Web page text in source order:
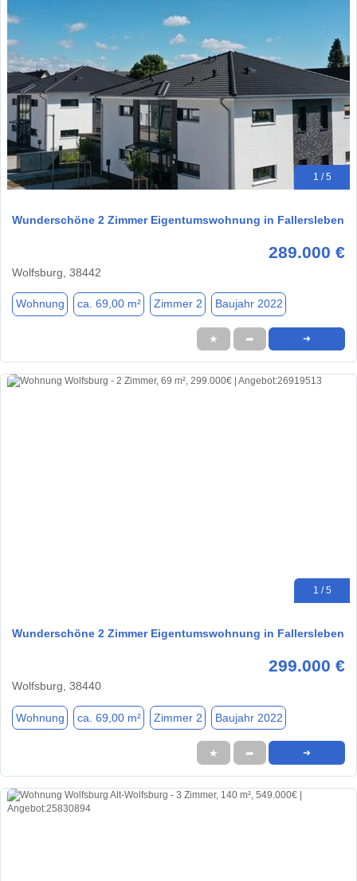
1 / 5
Wunderschöne 2 Zimmer Eigentumswohnung in Fallersleben
289.000 €
Wolfsburg, 38442
Wohnung ca. 69,00 m² Zimmer 2 Baujahr 2022
★ ➦ ➜
1 / 5
Wunderschöne 2 Zimmer Eigentumswohnung in Fallersleben
299.000 €
Wolfsburg, 38440
Wohnung ca. 69,00 m² Zimmer 2 Baujahr 2022
★ ➦ ➜